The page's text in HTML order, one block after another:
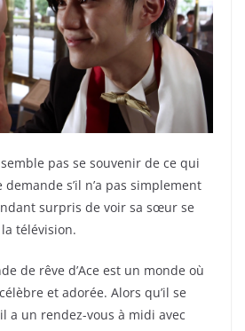
pas se souvenir de ce qui
demande s’il n’a pas simplement
surpris de voir sa sœur se
télévision.
de rêve d’Ace est un monde où
et adorée. Alors qu’il se
a un rendez-vous à midi avec